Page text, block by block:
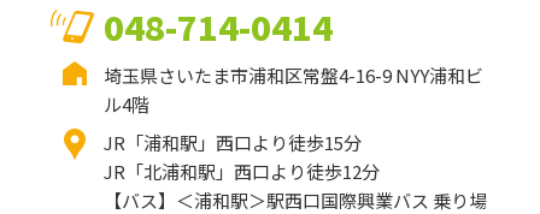
048-714-0414
埼玉県さいたま市浦和区常盤4-16-9 NYY浦和ビ
ル4階
JR「浦和駅」西口より徒歩15分
JR「北浦和駅」西口より徒歩12分
【バス】＜浦和駅＞駅西口国際興業バス 乗り場